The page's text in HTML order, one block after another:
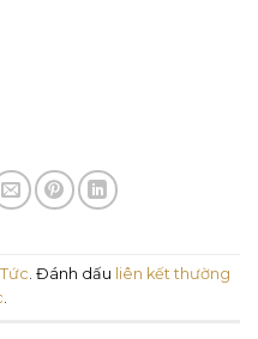
. Đánh dấu liên kết thường
.